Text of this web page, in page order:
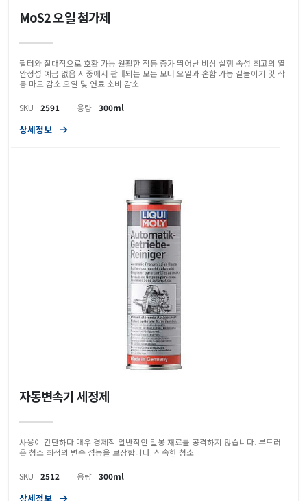
MoS2 오일 첨가제
필터와 절대적으로 호환 가능 원활한 작동 증가 뛰어난 비상 실행 속성 최고의 열
안정성 예금 없음 시중에서 판매되는 모든 모터 오일과 혼합 가능 길들이기 및 작
동 마모 감소 오일 및 연료 소비 감소
SKU 2591 용량 300ml
상세정보
자동변속기 세정제
사용이 간단하다 매우 경제적 일반적인 밀봉 재료를 공격하지 않습니다. 부드러
운 청소 최적의 변속 성능을 보장합니다. 신속한 청소
SKU 2512 용량 300ml
상세정보